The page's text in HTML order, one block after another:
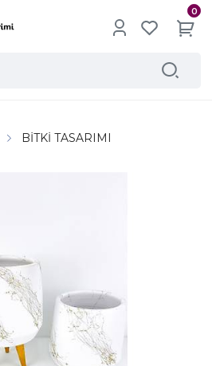
0
BİTKİ TASARIMI